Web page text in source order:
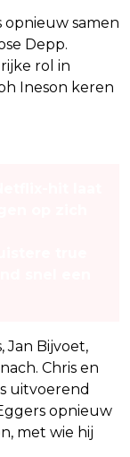
samen
Depp.
rol in
Ineson keren
Jan Bijvoet,
Chris en
uitvoerend
opnieuw
met wie hij